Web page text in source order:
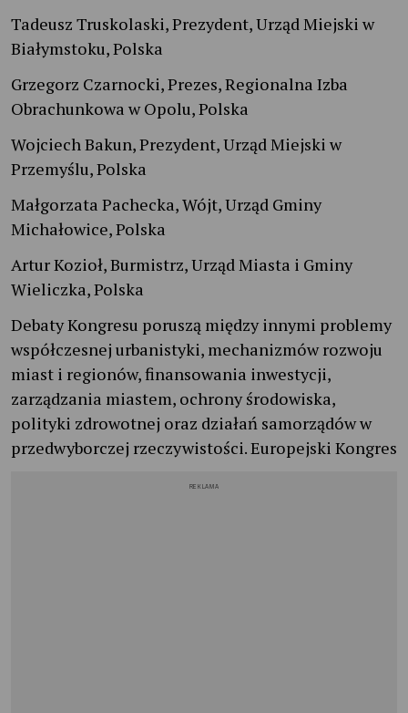
Tadeusz Truskolaski, Prezydent, Urząd Miejski w
Białymstoku, Polska
Grzegorz Czarnocki, Prezes, Regionalna Izba
Obrachunkowa w Opolu, Polska
Wojciech Bakun, Prezydent, Urząd Miejski w
Przemyślu, Polska
Małgorzata Pachecka, Wójt, Urząd Gminy
Michałowice, Polska
Artur Kozioł, Burmistrz, Urząd Miasta i Gminy
Wieliczka, Polska
Debaty Kongresu poruszą między innymi problemy
współczesnej urbanistyki, mechanizmów rozwoju
miast i regionów, finansowania inwestycji,
zarządzania miastem, ochrony środowiska,
polityki zdrowotnej oraz działań samorządów w
przedwyborczej rzeczywistości. Europejski Kongres
REKLAMA